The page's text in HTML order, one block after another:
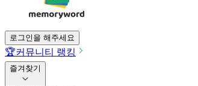
로그인을 해주세요
🏆커뮤니티 랭킹
즐겨찾기